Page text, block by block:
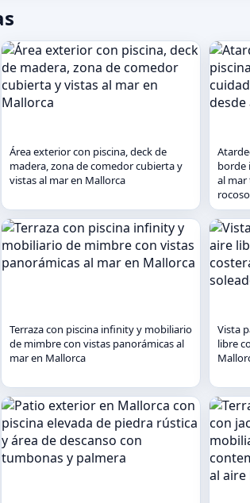
Área exterior con piscina, deck de
madera, zona de comedor cubierta y
vistas al mar en Mallorca
borde
al
rocoso
Terraza con piscina infinity y mobiliario
de mimbre con vistas panorámicas al
mar en Mallorca
Vista
libre